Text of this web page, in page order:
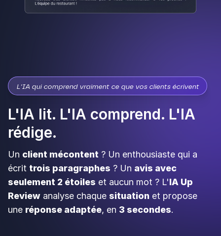
L'IA qui comprend vraiment ce que vos clients écrivent
L'IA lit. L'IA comprend. L'IA
rédige.
Un client mécontent ? Un enthousiaste qui a
écrit trois paragraphes ? Un avis avec
seulement 2 étoiles et aucun mot ? L'IA Up
Review analyse chaque situation et propose
une réponse adaptée, en 3 secondes.